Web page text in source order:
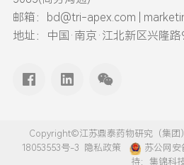
邮箱：bd@tri-apex.com |
地址：中国·南京·江北新区兴隆路
Copyright©江苏鼎泰药物研究（集
18053553号-3
隐私政策 苏公网安
持： 集锦科